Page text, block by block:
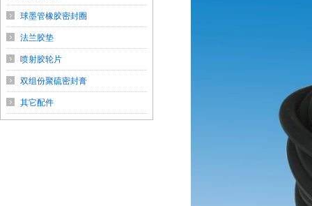
球墨管橡胶密封圈
法兰胶垫
喷射胶轮片
双组份聚硫密封膏
其它配件